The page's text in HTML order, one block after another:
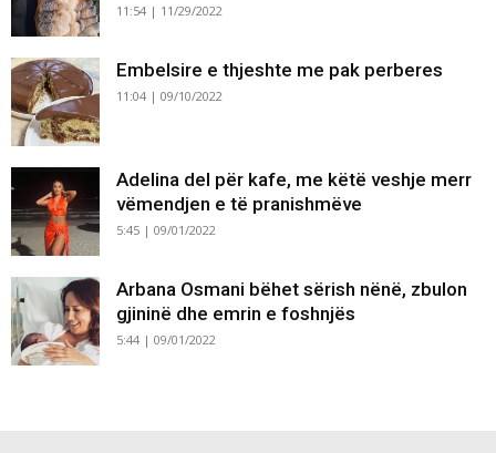
11:54 | 11/29/2022
Embelsire e thjeshte me pak perberes
11:04 | 09/10/2022
Adelina del për kafe, me këtë veshje merr
vëmendjen e të pranishmëve
5:45 | 09/01/2022
Arbana Osmani bëhet sërish nënë, zbulon
gjininë dhe emrin e foshnjës
5:44 | 09/01/2022